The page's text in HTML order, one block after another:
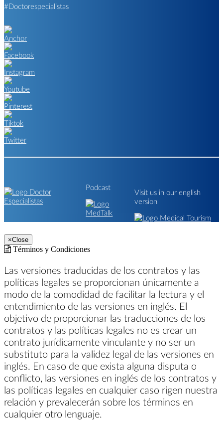
#Doctorespecialistas
Podcast
Visit us in our english
version
×Close
Términos y Condiciones
Las versiones traducidas de los contratos y las
políticas legales se proporcionan únicamente a
modo de la comodidad de facilitar la lectura y el
entendimiento de las versiones en inglés. El
objetivo de proporcionar las traducciones de los
contratos y las políticas legales no es crear un
contrato jurídicamente vinculante y no ser un
substituto para la validez legal de las versiones en
inglés. En caso de que exista alguna disputa o
conflicto, las versiones en inglés de los contratos y
las políticas legales en cualquier caso rigen nuestra
relación y prevalecerán sobre los términos en
cualquier otro lenguaje.